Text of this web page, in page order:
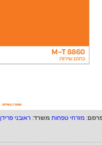
: מזרחי טפחות משרד: ראובני פרידן IPG